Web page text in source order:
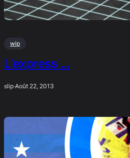
wip
L’express …
slip·Août 22, 2013